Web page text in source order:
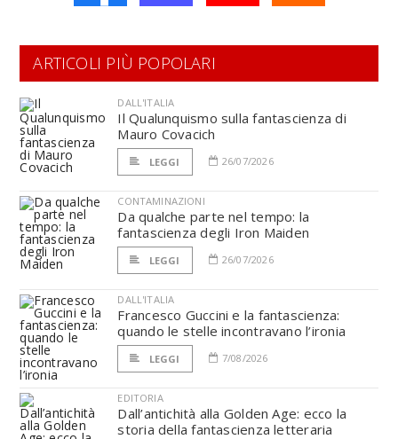
ARTICOLI PIÙ POPOLARI
DALL'ITALIA
Il Qualunquismo sulla fantascienza di
Mauro Covacich
LEGGI 26/07/2026
CONTAMINAZIONI
Da qualche parte nel tempo: la
fantascienza degli Iron Maiden
LEGGI 26/07/2026
DALL'ITALIA
Francesco Guccini e la fantascienza:
quando le stelle incontravano l’ironia
LEGGI 7/08/2026
EDITORIA
Dall’antichità alla Golden Age: ecco la
storia della fantascienza letteraria